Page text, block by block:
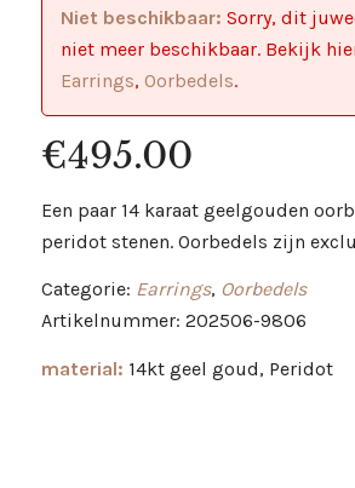
Niet beschikbaar: Sorry, dit
niet meer beschikbaar. Bekijk
Earrings, Oorbedels.
€495.00
Een paar 14 karaat geelgouden
peridot stenen. Oorbedels zijn
Categorie: Earrings, Oorbedels
Artikelnummer: 202506-9806
material: 14kt geel goud, Peridot